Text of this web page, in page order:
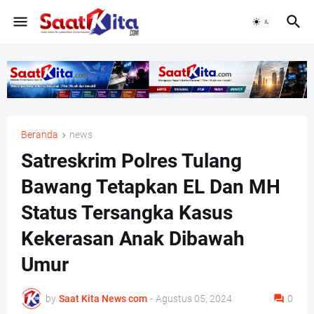
Beranda news
Satreskrim Polres Tulang
Bawang Tetapkan EL Dan MH
Status Tersangka Kasus
Kekerasan Anak Dibawah
Umur
by Saat Kita News com - Agustus 05, 2024 0